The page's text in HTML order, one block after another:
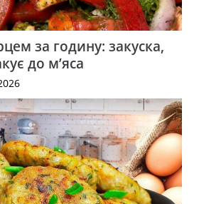
за годину: закуска,
до м’яса